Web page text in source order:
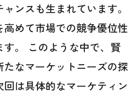
ンスも生まれています。
めて市場での競争優位性
。 このような中で、賢
なマーケットニーズの探
は具体的なマーケティン